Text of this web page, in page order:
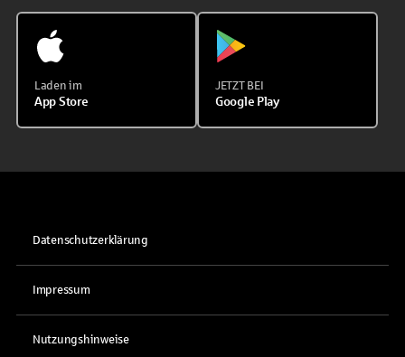
Laden im
App Store
JETZT BEI
Google Play
Datenschutzerklärung
Impressum
Nutzungshinweise